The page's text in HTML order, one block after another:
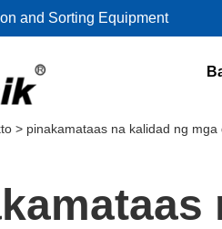
and Sorting Equipment
> pinakamataas na kalidad ng